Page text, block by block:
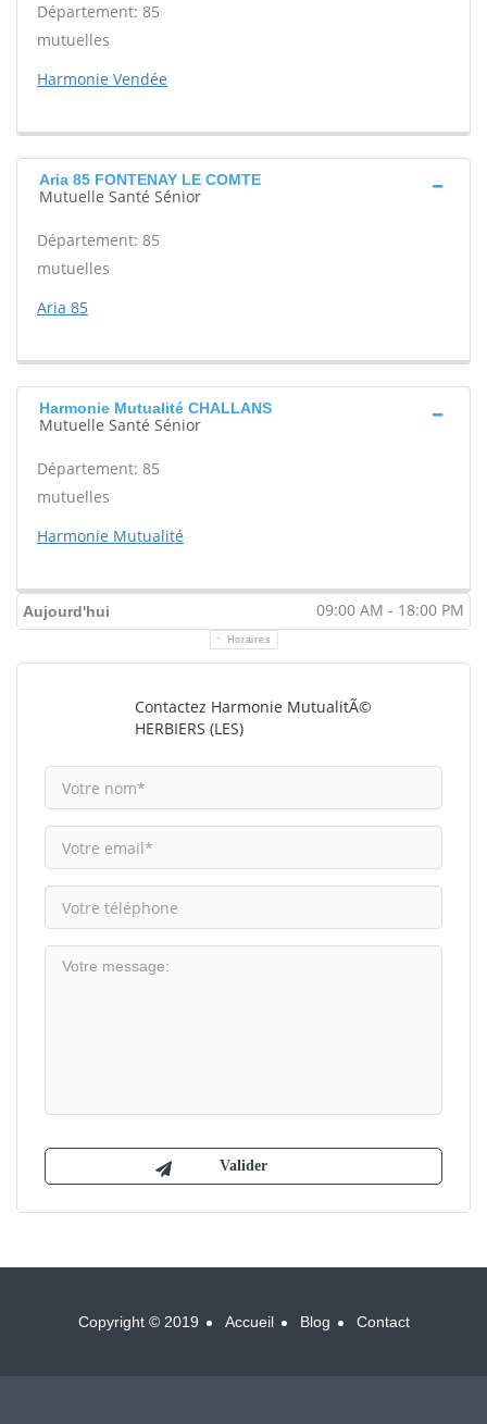
Département: 85
mutuelles
Harmonie Vendée
Aria 85 FONTENAY LE COMTE
Mutuelle Santé Sénior
Département: 85
mutuelles
Aria 85
Harmonie Mutualité CHALLANS
Mutuelle Santé Sénior
Département: 85
mutuelles
Harmonie Mutualité
Aujourd'hui 09:00 AM - 18:00 PM
Horaires
Contactez Harmonie MutualitÃ©
HERBIERS (LES)
Copyright © 2019 Accueil Blog Contact